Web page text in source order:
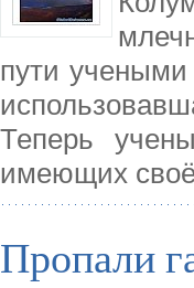
пути учеными
Теперь
имеющих своё
Пропали